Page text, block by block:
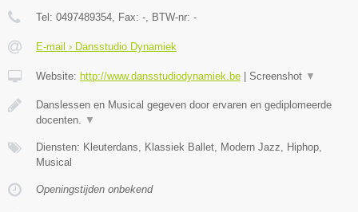
Tel: 0497489354, Fax: -, BTW-nr: -
E-mail › Dansstudio Dynamiek
Website: http://www.dansstudiodynamiek.be Screenshot ▼
Danslessen en Musical gegeven door ervaren en gediplomeerde
docenten. ▼
Diensten: Kleuterdans, Klassiek Ballet, Modern Jazz, Hiphop,
Musical
Openingstijden onbekend